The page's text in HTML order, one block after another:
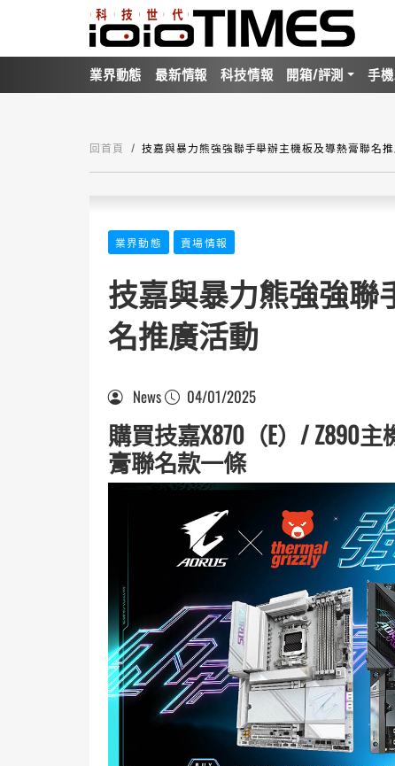
業界動態 最新情報 科技情報 開箱/評測 手
回首頁 技嘉與暴力熊強強聯手舉辦主機板及導熱膏聯名
業界動態 賣場情報
技嘉與暴力熊強強聯
名推廣活動
News 04/01/2025
購買技嘉X870（E）/ Z890
膏聯名款一條